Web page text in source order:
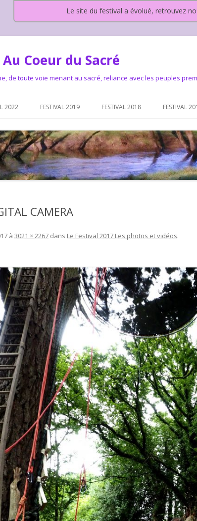
Le site du festival a évolué, retrouvez
Coeur du Sacré
de toute voie menant au sacré, reliance avec les peuples
– QUI
LE FESTIVAL DEPUIS 2015…OU
ALLONS-NOUS ?
COMMENT FONCTIONNONS
2022 FESTIVAL 2019 FESTIVAL 2018 FESTIVAL
CAMERA
à 3021 × 2267 dans Le Festival 2017 Les photos et vidéos.